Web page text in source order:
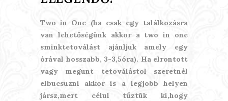
Two in One (ha csak egy találkozásra
van lehetőségünk akkor a two in one
sminktetoválást ajánljuk amely egy
órával hosszabb, 3-3,5óra). Ha elrontott
vagy megunt tetoválástol szeretnèl
elbucsuzni akkor is a legjobb helyen
jársz,mert célul tűztük ki,hogy